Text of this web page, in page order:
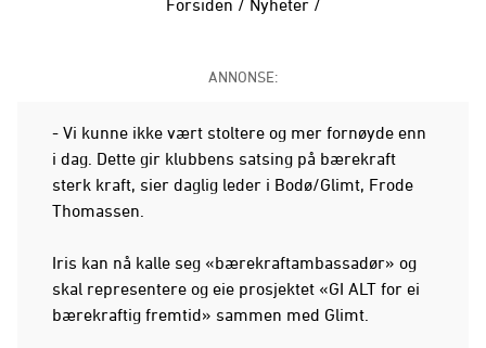
Forsiden / Nyheter /
ANNONSE:
- Vi kunne ikke vært stoltere og mer fornøyde enn
i dag. Dette gir klubbens satsing på bærekraft
sterk kraft, sier daglig leder i Bodø/Glimt, Frode
Thomassen.
Iris kan nå kalle seg «bærekraftambassadør» og
skal representere og eie prosjektet «GI ALT for ei
bærekraftig fremtid» sammen med Glimt.